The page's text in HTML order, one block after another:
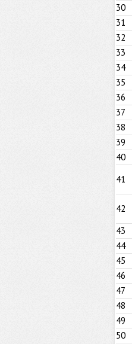
30
31
32
33
34
35
36
37
38
39
40
41
42
43
44
45
46
47
48
49
50